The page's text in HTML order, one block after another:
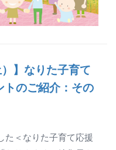
】なりた子育て
トのご紹介：その
た＜なりた子育て応援